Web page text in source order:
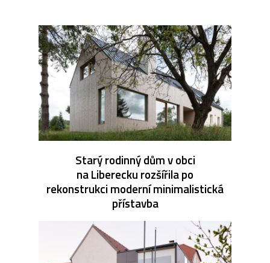
Starý rodinný dům v obci
na Liberecku rozšířila po
rekonstrukci moderní minimalistická
přístavba